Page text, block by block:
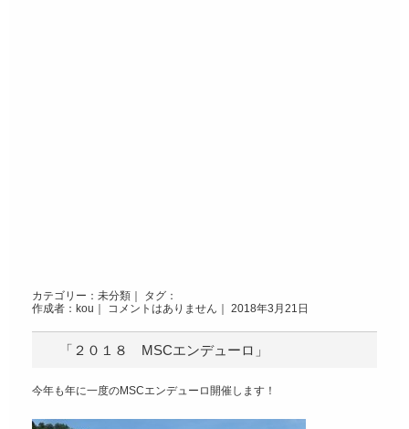
カテゴリー： 未分類 ｜ タグ：
作成者：kou｜ コメントはありません ｜ 2018年3月21日
「２０１８ MSCエンデューロ」
今年も年に一度のMSCエンデューロ開催します！